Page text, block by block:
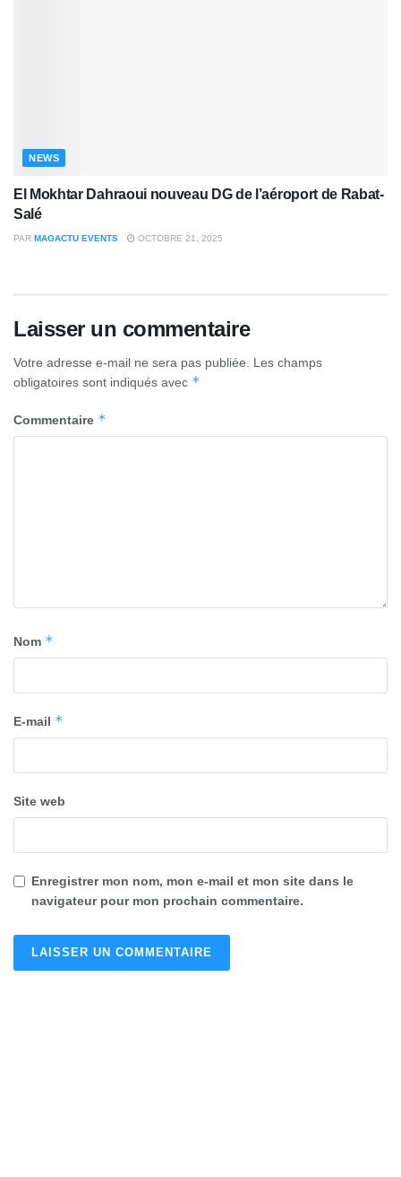
NEWS
El Mokhtar Dahraoui nouveau DG de l’aéroport de Rabat-
Salé
PAR MAGACTU EVENTS OCTOBRE 21, 2025
Laisser un commentaire
Votre adresse e-mail ne sera pas publiée. Les champs
obligatoires sont indiqués avec *
Commentaire *
Nom *
E-mail *
Site web
Enregistrer mon nom, mon e-mail et mon site dans le
navigateur pour mon prochain commentaire.